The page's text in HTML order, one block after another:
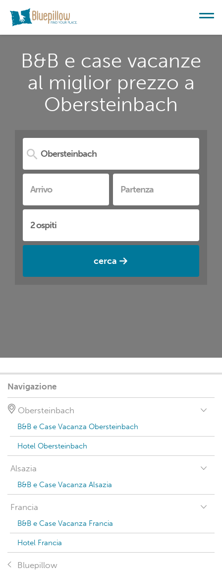
B&B e case vacanze
al miglior prezzo a
Obersteinbach
cerca
Navigazione
Obersteinbach
B&B e Case Vacanza Obersteinbach
Hotel Obersteinbach
Alsazia
B&B e Case Vacanza Alsazia
Francia
B&B e Case Vacanza Francia
Hotel Francia
Bluepillow